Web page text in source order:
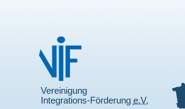
Vereinigung
Integrations-Förderung e.V.